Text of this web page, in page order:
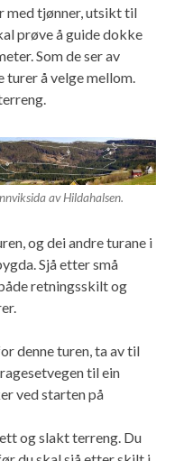
med tjønner, utsikt til
prøve å guide dokke
Som de ser av
turer å velge mellom.
av Hildahalsen.
og dei andre turane i
Sjå etter små
retningsskilt og
denne turen, ta av til
til ein
ved starten på
og slakt terreng. Du